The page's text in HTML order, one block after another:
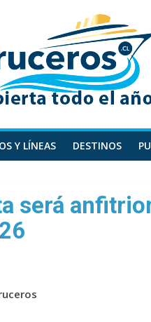
Y LÍNEAS DESTINOS
será